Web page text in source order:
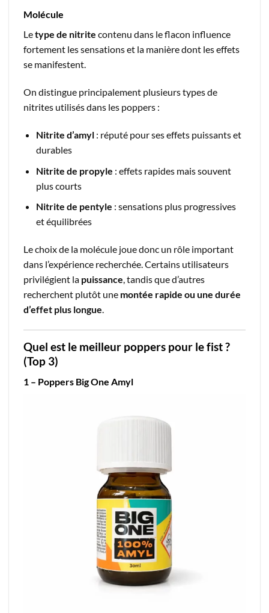
Molécule
Letype de nitrite contenu dans le flacon influence
fortement les sensations et la manière dont les effets
se manifestent.
On distingue principalement plusieurs types de
nitrites utilisés dans les poppers :
Nitrite d’amyl: réputé pour ses effets puissants et
durables
Nitrite de propyle : effets rapides mais souvent
plus courts
Nitrite de pentyle : sensations plus progressives
et équilibrées
Le choix de la molécule joue donc un rôle important
dans l’expérience recherchée. Certains utilisateurs
privilégient la puissance, tandis que d’autres
recherchent plutôt une montée rapide ou une durée
d’effet plus longue.
Quel est le meilleur poppers pour le fist ?
(Top 3)
1 – Poppers Big One Amyl